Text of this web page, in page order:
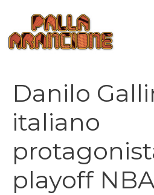
contenuto
Danilo
italiano
playoff NBA